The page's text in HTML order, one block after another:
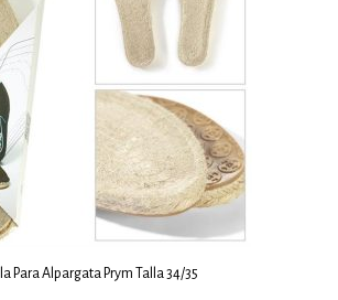
Para Alpargata Prym Talla 34/35